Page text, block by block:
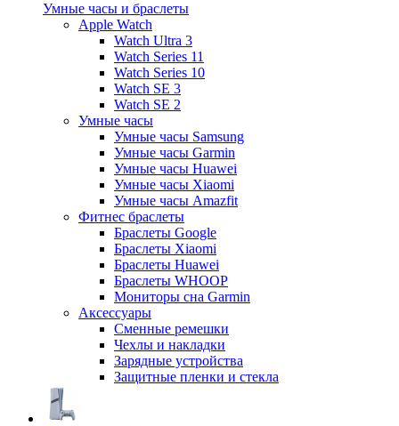
Умные часы и браслеты
Apple Watch
Watch Ultra 3
Watch Series 11
Watch Series 10
Watch SE 3
Watch SE 2
Умные часы
Умные часы Samsung
Умные часы Garmin
Умные часы Huawei
Умные часы Xiaomi
Умные часы Amazfit
Фитнес браслеты
Браслеты Google
Браслеты Xiaomi
Браслеты Huawei
Браслеты WHOOP
Мониторы сна Garmin
Аксессуары
Сменные ремешки
Чехлы и накладки
Зарядные устройства
Защитные пленки и стекла